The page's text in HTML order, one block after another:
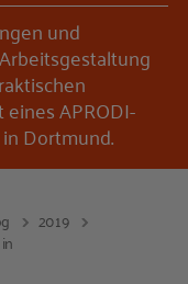
und
APRODI-
Dortmund.
2019